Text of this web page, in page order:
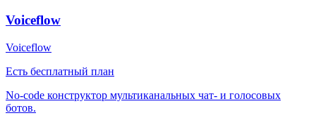
Voiceflow
Voiceflow
Есть бесплатный план
No-code конструктор мультиканальных чат- и голосовых
ботов.